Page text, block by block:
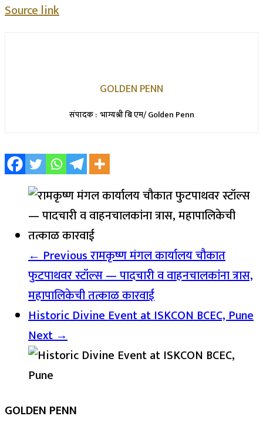
Source link
GOLDEN PENN
संपादक : भाग्यश्री बि एम/ Golden Penn
← Previousरामकृष्ण मंगल कार्यालय चौकात
फुटपाथवर स्टॉल्स — पादचारी व वाहनचालकांना त्रास,
महापालिकेची तत्काळ कारवाई
Historic Divine Event at ISKCON BCEC, Pune
Next →
GOLDEN PENN